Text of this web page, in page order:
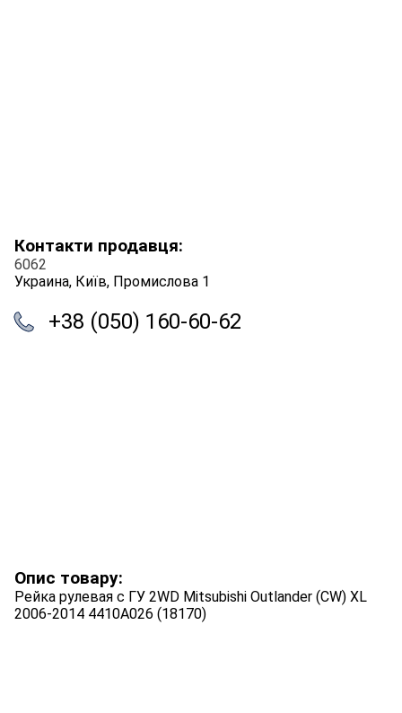
Контакти продавця:
6062
Украина, Київ, Промислова 1
+38 (050) 160-60-62
Опис товару:
Рейка рулевая с ГУ 2WD Mitsubishi Outlander (CW) XL
2006-2014 4410A026 (18170)